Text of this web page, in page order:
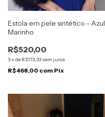
Estola em pele sintético - Azul
Marinho
R$520,00
3x de R$173,33 sem juros
R$468,00 com Pix